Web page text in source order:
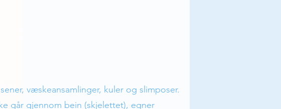
væskeansamlinger, kuler og slimposer.
går gjennom bein (skjelettet), egner